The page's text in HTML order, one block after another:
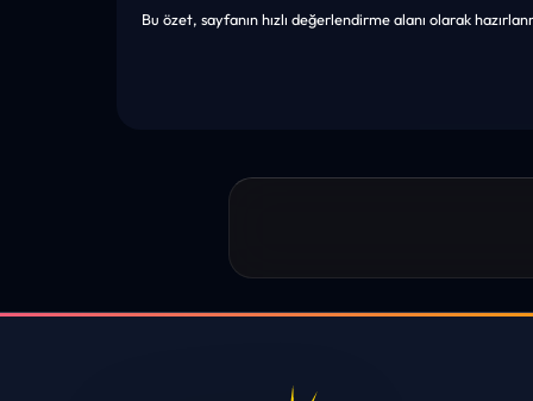
Bu özet, sayfanın hızlı değerlendirme alanı olarak